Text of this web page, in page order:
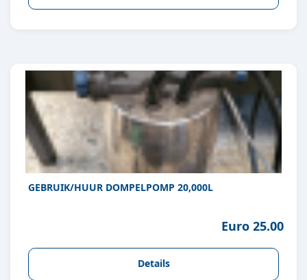
GEBRUIK/HUUR DOMPELPOMP 20,000L
Euro 25.00
Details